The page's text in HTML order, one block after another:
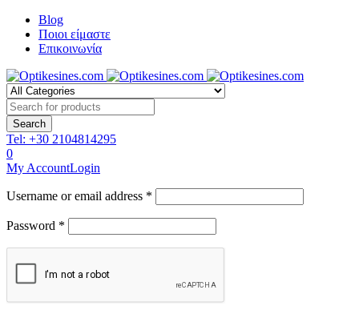
Blog
Ποιοι είμαστε
Επικοινωνία
Tel: +30 2104814295
0
My AccountLogin
Username or email address *
Password *